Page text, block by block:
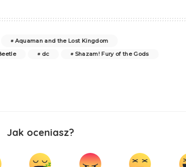
Aquaman and the Lost Kingdom
dc
Shazam! Fury of the Gods
Jak oceniasz?